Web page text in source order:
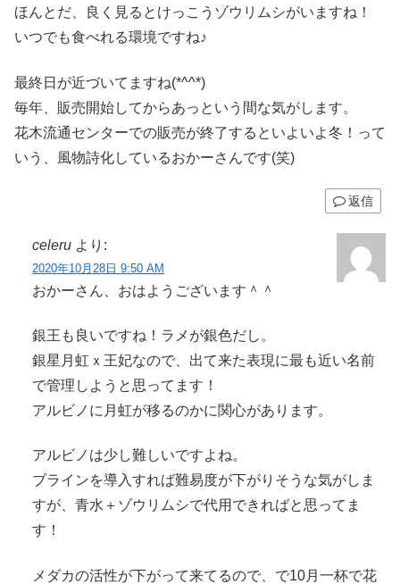
ほんとだ、良く見るとけっこうゾウリムシがいますね！
いつでも食べれる環境ですね♪
最終日が近づいてますね(*^^*)
毎年、販売開始してからあっという間な気がします。
花木流通センターでの販売が終了するといよいよ冬！って
いう、風物詩化しているおかーさんです(笑)
返信
celeru より:
2020年10月28日 9:50 AM
おかーさん、おはようございます＾＾
銀王も良いですね！ラメが銀色だし。
銀星月虹ｘ王妃なので、出て来た表現に最も近い名前
で管理しようと思ってます！
アルビノに月虹が移るのかに関心があります。
アルビノは少し難しいですよね。
ブラインを導入すれば難易度が下がりそうな気がしま
すが、青水＋ゾウリムシで代用できればと思ってま
す！
メダカの活性が下がって来てるので、で10月一杯で花